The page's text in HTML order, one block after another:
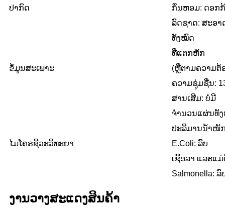
ປາກົດ
ກິ່ນຫອມ: ດອກ
ລົດຊາດ: ສະອ
ຂໍ້ມູນສະເພາະ
ທັງໝົດ
ທີ່ແຕກຫັກ
(ຫຼື​ຕາມ​ຄວາມ​ຕ້
ຄວາມ​ຊຸ່ມ​ຊື່ນ​:
ສານເສີມ: ບໍ່ມີ
ໄມໂຄຣຊີວະວິທະຍາ
ຈຳນວນແຜ່ນທັງ
ປະລິມານນ້ຳໜັກ
E.Coli: ລົບ
ເຊື້ອລາ ແລະແ
Salmonella: ລົ
ງານວາງສະແດງສິນຄ້າ